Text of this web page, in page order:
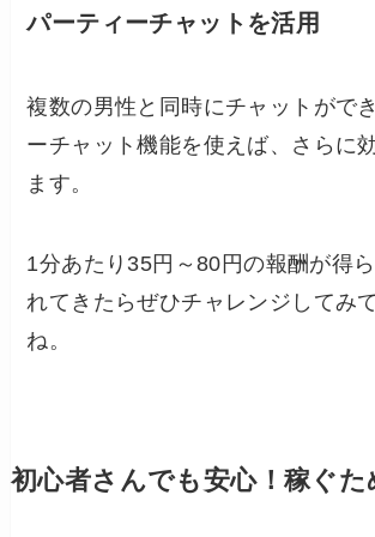
パーティーチャットを活用
複数の男性と同時にチャットがで
ーチャット機能を使えば、さらに
ます。
1分あたり35円～80円の報酬が得
れてきたらぜひチャレンジしてみ
ね。
初心者さんでも安心！稼ぐた